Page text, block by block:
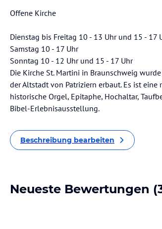
Offene Kirche
Dienstag bis Freitag 10 - 13 Uhr und 15 - 17
Samstag 10 - 17 Uhr
Sonntag 10 - 12 Uhr und 15 - 17 Uhr
Die Kirche St. Martini in Braunschweig
der Altstadt von Patriziern erbaut. Es ist
historische Orgel, Epitaphe, Hochaltar,
Bibel-Erlebnisausstellung.
Beschreibung bearbeiten
Neueste Bewertungen